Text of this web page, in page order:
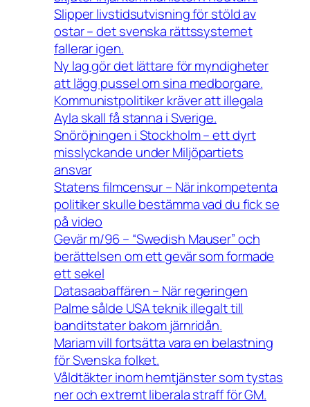
Slipper livstidsutvisning för stöld av
ostar – det svenska rättssystemet
fallerar igen.
Ny lag gör det lättare för myndigheter
att lägg pussel om sina medborgare.
Kommunistpolitiker kräver att illegala
Ayla skall få stanna i Sverige.
Snöröjningen i Stockholm – ett dyrt
misslyckande under Miljöpartiets
ansvar
Statens filmcensur – När inkompetenta
politiker skulle bestämma vad du fick se
på video
Gevär m/96 – “Swedish Mauser” och
berättelsen om ett gevär som formade
ett sekel
Datasaabaffären – När regeringen
Palme sålde USA teknik illegalt till
banditstater bakom järnridån.
Mariam vill fortsätta vara en belastning
för Svenska folket.
Våldtäkter inom hemtjänster som tystas
ner och extremt liberala straff för GM.